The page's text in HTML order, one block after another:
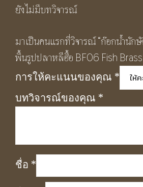
ยังไม่มีบทวิจารณ์
มาเป็นคนแรกที่วิจารณ์ “ก๊อกน้ำนัก
พื้นรูปปลาหลีฮื้อ BF06 Fish
การให้คะแนนของคุณ *
บทวิจารณ์ของคุณ *
ชื่อ *